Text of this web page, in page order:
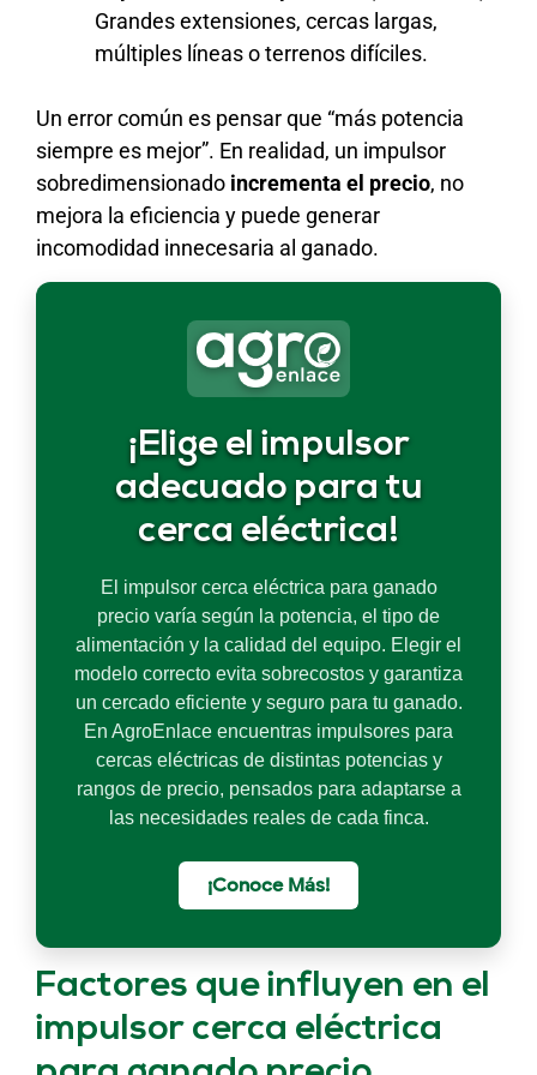
Grandes extensiones, cercas largas,
múltiples líneas o terrenos difíciles.
Un error común es pensar que “más potencia
siempre es mejor”. En realidad, un impulsor
sobredimensionado incrementa el precio, no
mejora la eficiencia y puede generar
incomodidad innecesaria al ganado.
¡Elige el impulsor
adecuado para tu
cerca eléctrica!
El impulsor cerca eléctrica para ganado
precio varía según la potencia, el tipo de
alimentación y la calidad del equipo. Elegir el
modelo correcto evita sobrecostos y garantiza
un cercado eficiente y seguro para tu ganado.
En AgroEnlace encuentras impulsores para
cercas eléctricas de distintas potencias y
rangos de precio, pensados para adaptarse a
las necesidades reales de cada finca.
¡Conoce Más!
Factores que influyen en el
impulsor cerca eléctrica